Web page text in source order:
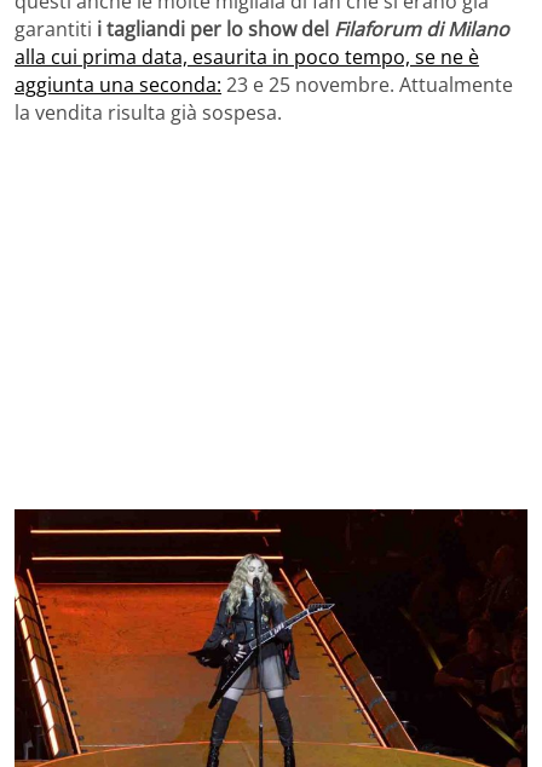
garantiti i tagliandi per lo show del Filaforum di Milano
alla cui prima data, esaurita in poco tempo, se ne è
aggiunta una seconda: 23 e 25 novembre. Attualmente
la vendita risulta già sospesa.